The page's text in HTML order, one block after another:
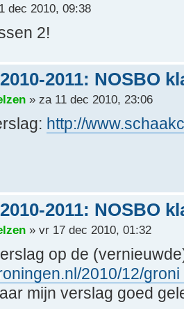
dec 2010, 09:38
2!
2011: NOSBO
» za 11 dec 2010, 23:06
http://
2011: NOSBO
» vr 17 dec 2010, 01:32
op de
2010/12/
mijn verslag goed